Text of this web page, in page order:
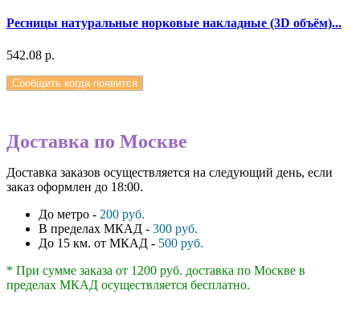
Ресницы натуральные норковые накладные (3D объём)...
542.08 р.
Сообщить когда появится
Доставка по Москве
Доставка заказов осуществляется на следующий день, если
заказ оформлен до 18:00.
До метро - 200 руб.
В пределах МКАД - 300 руб.
До 15 км. от МКАД - 500 руб.
* При сумме заказа от 1200 руб. доставка по Москве в
пределах МКАД осуществляется бесплатно.